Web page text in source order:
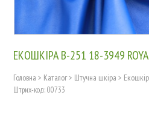
ЕКОШКІРА B-251 18-3949
Головна > Каталог> Штучна шкіра >
Штрих-код: 00733